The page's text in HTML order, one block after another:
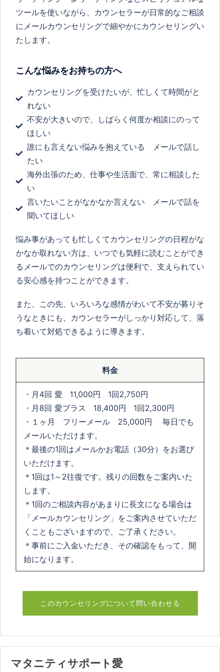
ツールを使いながら、カウンセラーが日常的なご相談
にメールカウンセリングで細やかにカウンセリングい
たします。
こんな悩みをお持ちの方へ
カウンセリングを受けたいが、忙しくて時間がと
れない
不安が大きいので、しばらく何度か相談にのって
ほしい
誰にも言えない悩みを抱えている メールで話し
たい
海外出張のため、仕事や生活面で、常に相談した
い
言いたいことがなかなか言えない メールで話を
聞いてほしい
悩み事があっても忙しくてカウンセリングの日程がな
かなか取れない方は、いつでも気軽に読むことができ
るメールでのカウンセリングは便利で、支えられてい
る安心感を持つことができます。
また、この先、いろいろな感情がわいて不安が募りそ
うなときにも、カウンセラーがしっかり対応して、落
ち着いて対処できるように導きます。
料金
・月4回 愛 11,000円 1回2,750円
・月8回 愛プラス 18,400円 1回2,300円
・１ヶ月 フリーメール 25,000円 毎日でも
メールいただけます。
＊最後の1回はメールかお電話（30分）をお選び
いただけます。
＊1回は1～2往復です。残りの回数をご案内いた
します。
＊1回のご相談内容があまりに長文になる場合は
「メールカウンセリング」をご案内させていただ
くこともございますので、ご了承ください。
＊事前にご入金いただき、その確認をもって、開
始になります。
このカウンセリングについて問い合わせる
マタニティサポート愛